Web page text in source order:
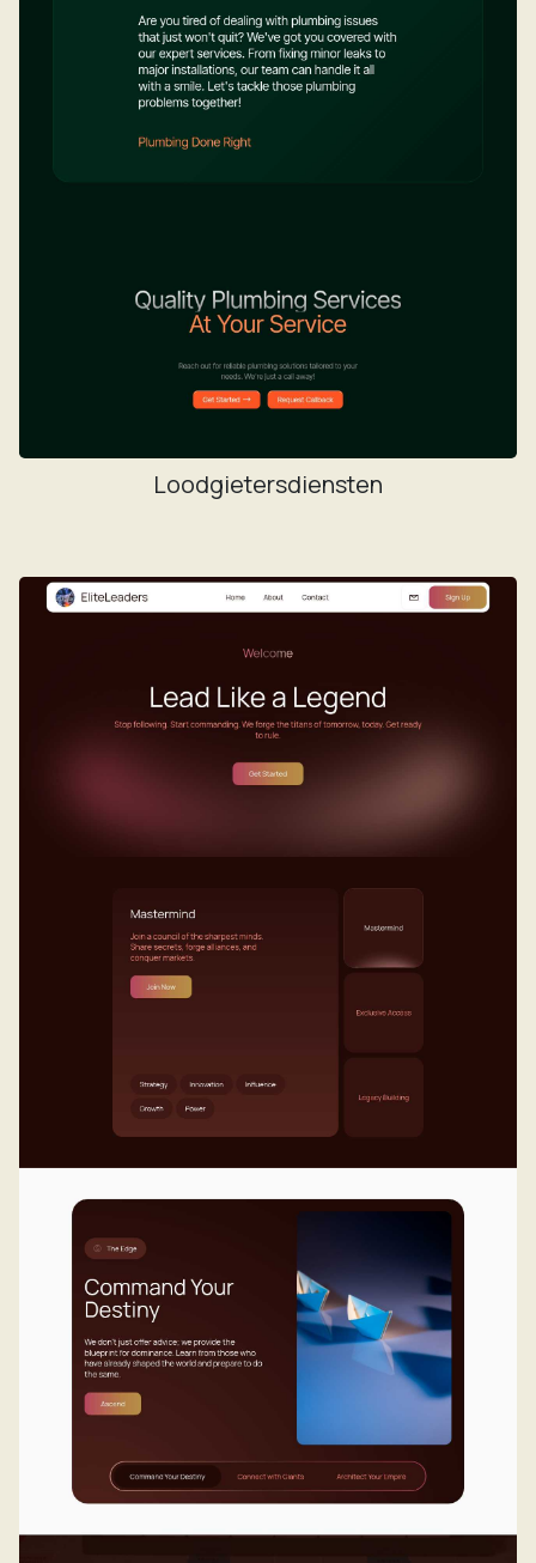
Loodgietersdiensten